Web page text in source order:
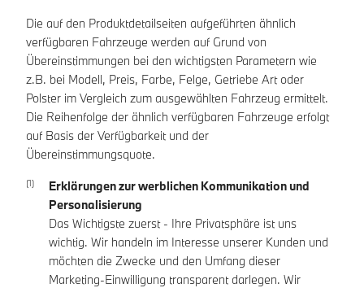
Die auf den Produktdetailseiten aufgeführten ähnlich
verfügbaren Fahrzeuge werden auf Grund von
Übereinstimmungen bei den wichtigsten Parametern wie
z.B. bei Modell, Preis, Farbe, Felge, Getriebe Art oder
Polster im Vergleich zum ausgewählten Fahrzeug ermittelt.
Die Reihenfolge der ähnlich verfügbaren Fahrzeuge erfolgt
auf Basis der Verfügbarkeit und der
Übereinstimmungsquote.
Erklärungen zur werblichen Kommunikation und
Personalisierung
Das Wichtigste zuerst - Ihre Privatsphäre ist uns
wichtig. Wir handeln im Interesse unserer Kunden und
möchten die Zwecke und den Umfang dieser
Marketing-Einwilligung transparent darlegen. Wir